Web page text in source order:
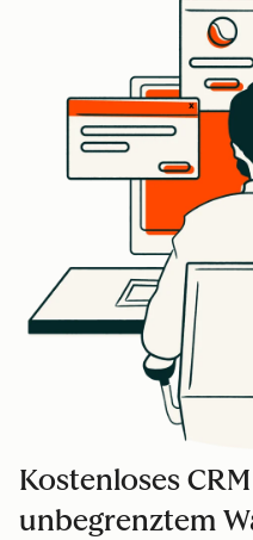
Kostenloses
unbegrenztem